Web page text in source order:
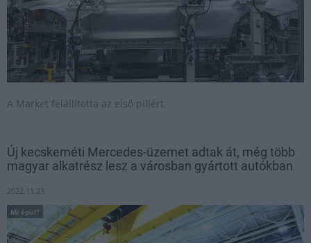
A Market felállította az első pillért.
Új kecskeméti Mercedes-üzemet adtak át, még több
magyar alkatrész lesz a városban gyártott autókban
2022.11.23
Mi épül?